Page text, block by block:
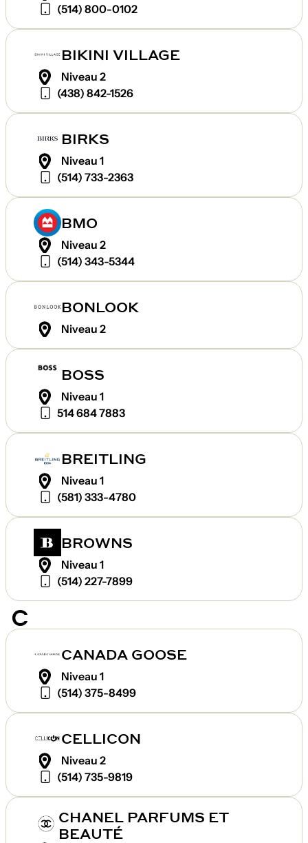
(514) 800-0102
BIKINI VILLAGE
Niveau 2
(438) 842-1526
BIRKS
Niveau 1
(514) 733-2363
BMO
Niveau 2
(514) 343-5344
BONLOOK
Niveau 2
BOSS
Niveau 1
514 684 7883
BREITLING
Niveau 1
(581) 333-4780
BROWNS
Niveau 1
(514) 227-7899
C
CANADA GOOSE
Niveau 1
(514) 375-8499
CELLICON
Niveau 2
(514) 735-9819
CHANEL PARFUMS ET
BEAUTÉ